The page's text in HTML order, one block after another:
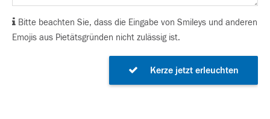
Bitte beachten Sie, dass die Eingabe von Smileys und anderen
Emojis aus Pietätsgründen nicht zulässig ist.
Kerze jetzt erleuchten